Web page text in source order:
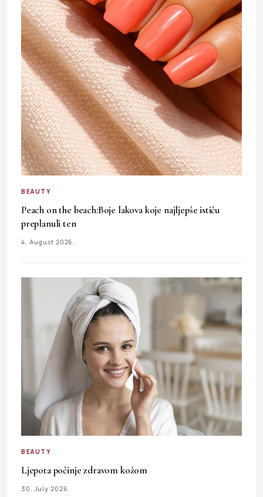
BEAUTY
Peach on the beach:Boje lakova koje najljepše ističu
preplanuli ten
4. August 2026.
BEAUTY
Ljepota počinje zdravom kožom
30. July 2026.